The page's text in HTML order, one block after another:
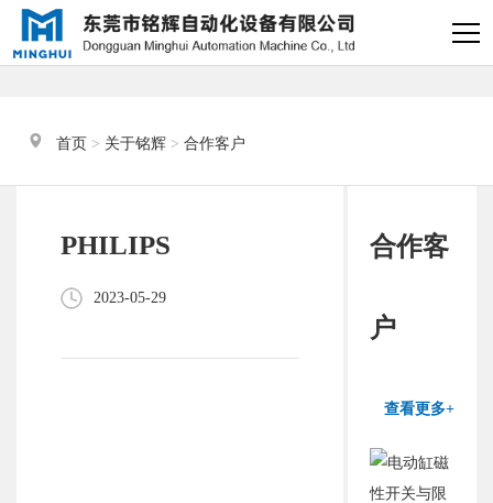
首页 > 关于铭辉 > 合作客户
PHILIPS
2023-05-29
合作客
户
查看更多+
您好，我是电缸小助手，很高兴为
1.电动缸推力与速度计算